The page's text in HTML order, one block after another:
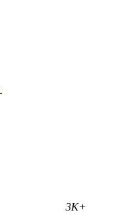
3K+